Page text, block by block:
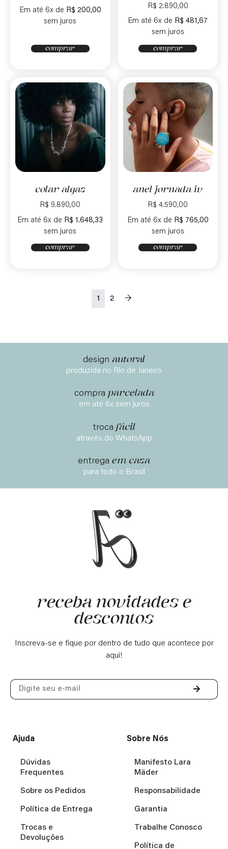
Em até 6x de R$ 200,00
sem juros
comprar
R$ 2.890,00
Em até 6x de R$ 481,67
sem juros
comprar
colar algas
R$ 9.890,00
Em até 6x de R$ 1.648,33
sem juros
comprar
anel jornada iv
R$ 4.590,00
Em até 6x de R$ 765,00
sem juros
comprar
1 2 →
design autoral
produzida no Rio de Janeiro
compra parcelada
em até 6x sem juros
troca fácil
através do WhatsApp
entrega em casa
para todo o Brasil
receba novidades e
descontos
Inscreva-se e fique por dentro de tudo que acontece por
aqui!
Ajuda
Dúvidas
Frequentes
Sobre os Pedidos
Política de Entrega
Trocas e
Devoluções
Sobre Nós
Manifesto Lara
Mäder
Responsabilidade
Garantia
Trabalhe Conosco
Política de